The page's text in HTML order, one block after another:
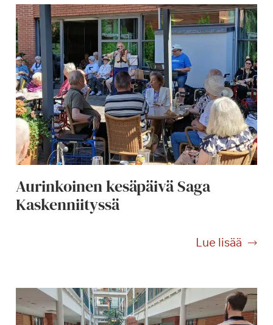
Aurinkoinen kesäpäivä Saga
Kaskenniityssä
Lue lisää
A
i
n
k